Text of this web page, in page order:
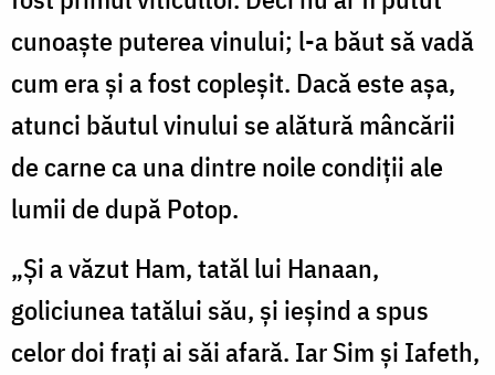
cunoaşte puterea vinului; l-a băut să vadă
cum era şi a fost copleşit. Dacă este aşa,
atunci băutul vinului se alătură mâncării
de carne ca una dintre noile condiţii ale
lumii de după Potop.
„Şi a văzut Ham, tatăl lui Hanaan,
goliciunea tatălui său, şi ieşind a spus
celor doi fraţi ai săi afară. Iar Sim şi Iafeth,